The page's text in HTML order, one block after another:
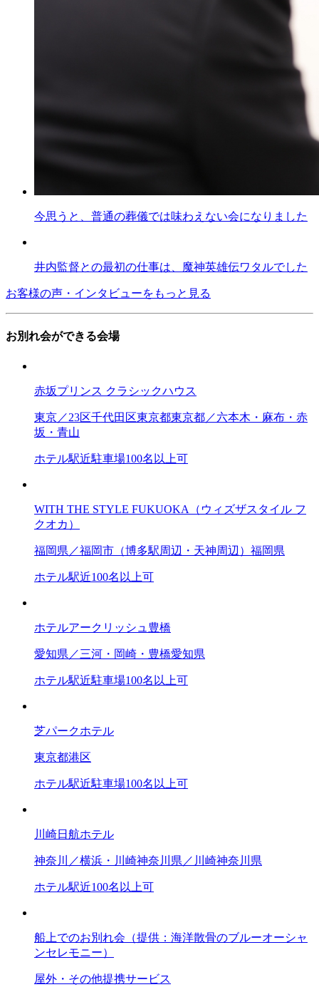
今思うと、普通の葬儀では味わえない会になりました
井内監督との最初の仕事は、魔神英雄伝ワタルでした
お客様の声・インタビューをもっと見る
お別れ会ができる会場
赤坂プリンス クラシックハウス
東京／23区千代田区東京都東京都／六本木・麻布・赤
坂・青山
ホテル駅近駐車場100名以上可
WITH THE STYLE FUKUOKA（ウィズザスタイル フ
クオカ）
福岡県／福岡市（博多駅周辺・天神周辺） 福岡県
ホテル駅近100名以上可
ホテルアークリッシュ豊橋
愛知県／三河・岡崎・豊橋愛知県
ホテル駅近駐車場100名以上可
芝パークホテル
東京都港区
ホテル駅近駐車場100名以上可
川崎日航ホテル
神奈川／横浜・川崎神奈川県／川崎神奈川県
ホテル駅近100名以上可
船上でのお別れ会（提供：海洋散骨のブルーオーシャ
ンセレモニー）
屋外・その他提携サービス